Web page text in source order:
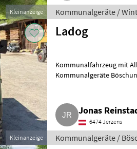
Kleinanzeige Kommunalgeräte /
Kleinanzeige
Ladog
Kommunalfahrzeug mit
Kommunalgeräte
Jonas
6474 Jerzens
Kommunalgeräte /